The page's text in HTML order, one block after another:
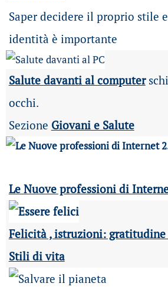
Saper decidere il proprio stile
identità è importante
Salute davanti al computer
occhi.
Sezione Giovani e Salute
Le Nuove professioni di
Felicità , istruzioni: gratitudine
Stili di vita